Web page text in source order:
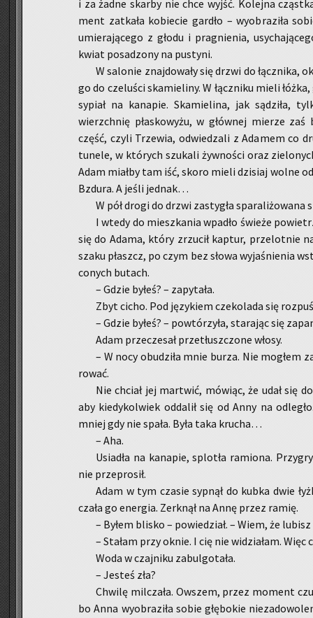
i za żadne skar­by nie chce wyjść. Ko­lej­na
ment za­tka­ła ko­bie­cie gar­dło – wy­obra­zi­ła
umie­ra­ją­ce­go z głodu i pra­gnie­nia,
kwiat po­sa­dzo­ny na pu­sty­ni.
W sa­lo­nie znaj­do­wa­ły się drzwi do łącz­ni­ka,
go do cze­lu­ści ska­mie­li­ny. W łącz­ni­ku mieli
sy­piał na ka­na­pie. Ska­mie­li­na, jak są­dzi­ła,
wierzch­nię pła­sko­wy­żu, w głów­nej mie­rze
część, czyli Trze­wia, od­wie­dza­li z Ada­mem co
tu­ne­le, w któ­rych szu­ka­li żyw­no­ści oraz
Adam miał­by tam iść, skoro mieli dzi­siaj wolne
Bzdu­ra. A jeśli jed­nak…
W pół drogi do drzwi za­sty­gła spa­ra­li­żo­wa­na
I wtedy do miesz­ka­nia wpa­dło świe­że
się do Adama, który zrzu­cił kap­tur, prze­lot­nie
sza­ku płaszcz, po czym bez słowa wy­ja­śnie­nia
co­nych bu­tach.
– Gdzie byłeś? – za­py­ta­ła.
Zbyt cicho. Pod ję­zy­kiem cze­ko­la­da się
– Gdzie byłeś? – po­wtó­rzy­ła, sta­ra­jąc się
Adam prze­cze­sał prze­tłusz­czo­ne włosy.
– W nocy obu­dzi­ła mnie burza. Nie mo­głem
ro­wać.
Nie chciał jej mar­twić, mó­wiąc, że udał się
aby kie­dy­kol­wiek od­da­lił się od Anny na
mniej gdy nie spała. Była taka kru­cha…
– Aha.
Usia­dła na ka­na­pie, splo­tła ra­mio­na.
nie prze­pro­sił.
Adam w tym cza­sie syp­nął do kubka dwie
cza­ła go ener­gia. Zer­k­nął na Annę przez ramię.
– Byłem bli­sko – po­wie­dział. – Wiem, że
– Sta­łam przy oknie. I cię nie wi­dzia­łam.
Woda w czaj­ni­ku za­bul­go­ta­ła.
– Je­steś zła?
Chwi­lę mil­cza­ła. Ow­szem, przez mo­ment
bo Anna wy­obra­zi­ła sobie głę­bo­kie